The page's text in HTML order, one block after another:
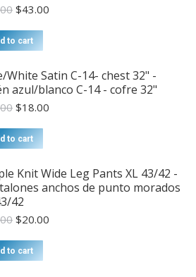
Original
was:
$53.00.
$43.00
to cart
White Satin C-14- chest 32" -
azul/blanco C-14 - cofre 32"
Original
was:
$28.00.
$18.00
to cart
Knit Wide Leg Pants XL 43/42 -
anchos de punto morados
42
Original
was:
$28.00.
$20.00
to cart